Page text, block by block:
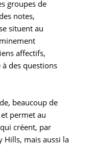
groupes de
notes,
situent au
affectifs,
des questions
beaucoup de
permet au
créent, par
Hills, mais aussi la